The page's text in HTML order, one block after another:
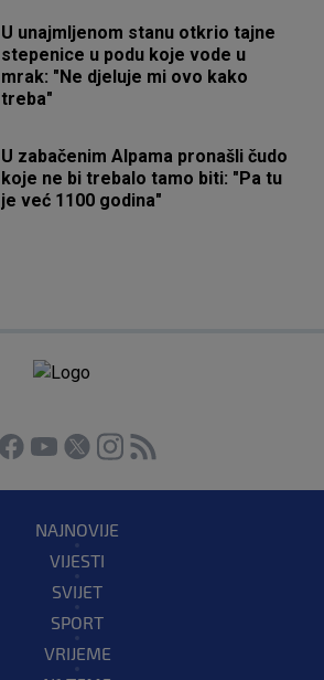
U unajmljenom stanu otkrio tajne
stepenice u podu koje vode u
mrak: "Ne djeluje mi ovo kako
treba"
U zabačenim Alpama pronašli čudo
koje ne bi trebalo tamo biti: "Pa tu
je već 1100 godina"
NAJNOVIJE
VIJESTI
SVIJET
SPORT
VRIJEME